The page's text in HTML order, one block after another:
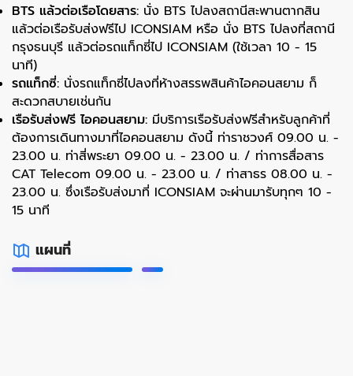
BTS แล้วต่อเรือโดยสาร: นั่ง BTS ไปลงสถานีสะพานตากสิน
แล้วต่อเรือรับส่งฟรีไป ICONSIAM หรือ นั่ง BTS ไปลงที่สถานี
กรุงธนบุรี แล้วต่อรถแท็กซี่ไป ICONSIAM (ใช้เวลา 10 - 15
นาที)
รถแท็กซี่: นั่งรถแท็กซี่ไปลงที่ห้างสรรพสินค้าไอคอนสยาม ก็
สะดวกสบายเช่นกัน
เรือรับส่งฟรี ไอคอนสยาม: มีบริการเรือรับส่งฟรีสำหรับลูกค้าที่
ต้องการเดินทางมาที่ไอคอนสยาม ดังนี้ ท่าราชวงศ์ 09.00 น. -
23.00 น. ท่าสี่พระยา 09.00 น. - 23.00 น. / ท่าการสื่อสาร
CAT Telecom 09.00 น. - 23.00 น. / ท่าสาธร 08.00 น. -
23.00 น. ซึ่งเรือรับส่งมาที่ ICONSIAM จะผ่านมารับทุกๆ 10 -
15 นาที
แผนที่